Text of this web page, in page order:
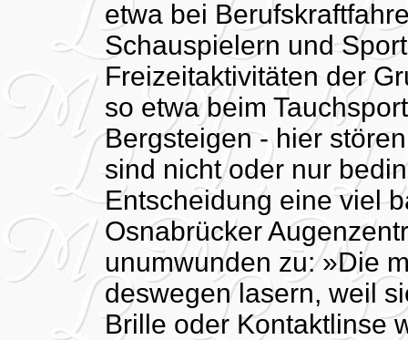
etwa bei
Schauspielern und
Freizeitaktivitäten der
so etwa beim
Bergsteigen - hier
sind nicht oder nur
Entscheidung eine viel
Osnabrücker
unumwunden zu: »Die
deswegen lasern, weil
Brille oder Kontaktlinse